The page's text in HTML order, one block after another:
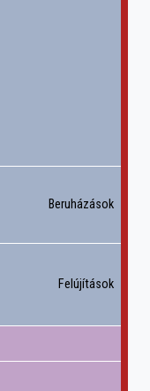
Beruházások
Felújítások